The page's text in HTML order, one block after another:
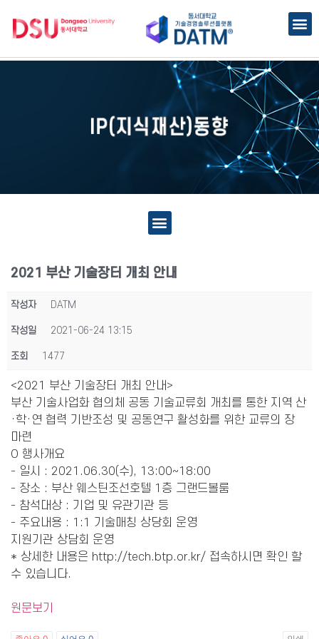
2021 부산 기술장터 개최 안내
작성자 DATM
작성일 2021-06-24 13:15
조회 1477
<2021 부산 기술장터 개최 안내>
부산 기술사업화 협의체 공동 기술교류회 개최를 통한 지역 산
·학·연 협력 기반조성 및 공동연구 활성화를 위한 교류의 장
마련
O 행사개요
- 일시 : 2021.06.30(수), 13:00~18:00
- 장소 : 부산 웨스틴조선호텔 1층 그랜드볼룸
- 참석대상 : 기업 및 유관기관 등
- 주요내용 : 1:1 기술매칭 상당회 운영
지원기관 상담회 운영
* 상세한 내용은 http://tech.btp.or.kr/ 접속하시면 확인 할
수 있습니다.
원문보기